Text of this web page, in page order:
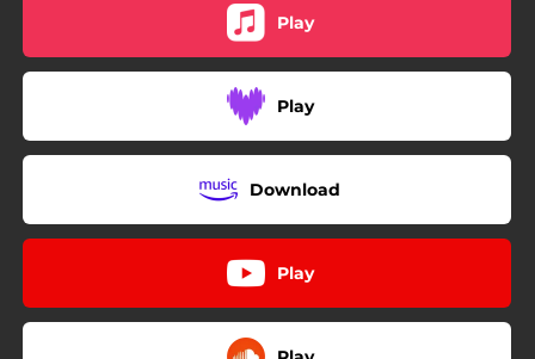
Play
Play
Download
Play